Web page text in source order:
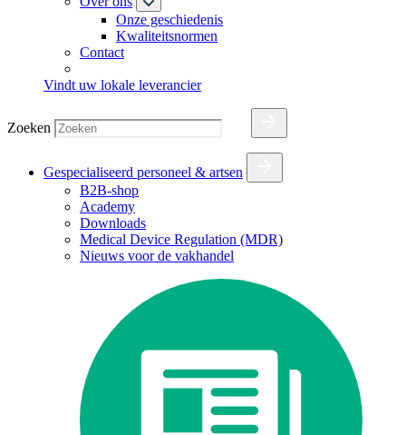
Onze geschiedenis
Kwaliteitsnormen
Contact
Vindt uw lokale leverancier
Zoeken
Gespecialiseerd personeel & artsen
B2B-shop
Academy
Downloads
Medical Device Regulation (MDR)
Nieuws voor de vakhandel